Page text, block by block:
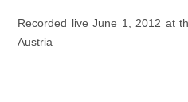
Recorded live June 1, 2012 at
Austria